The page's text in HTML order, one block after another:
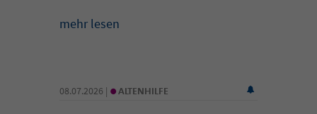
mehr lesen
08.07.2026 | • ALTENHILFE